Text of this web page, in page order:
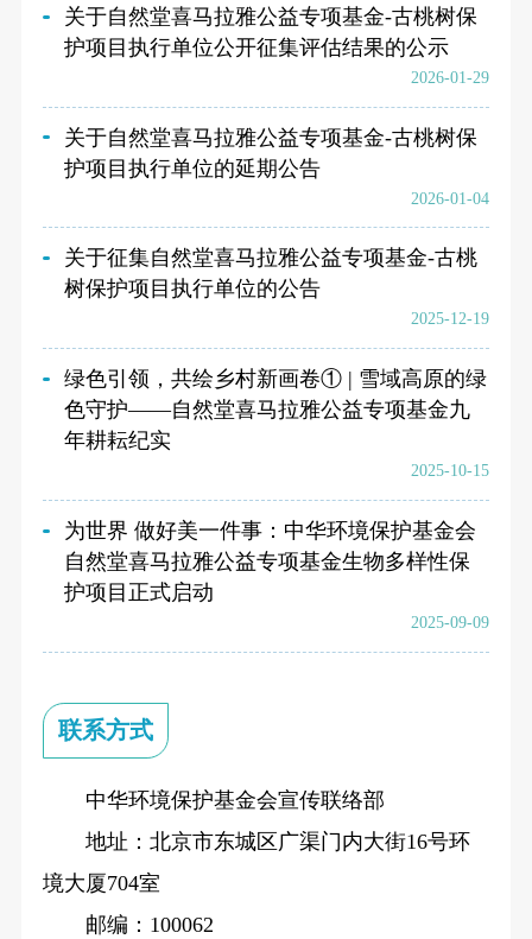
关于自然堂喜马拉雅公益专项基金-古桃树保
护项目执行单位公开征集评估结果的公示
2026-01-29
关于自然堂喜马拉雅公益专项基金-古桃树保
护项目执行单位的延期公告
2026-01-04
关于征集自然堂喜马拉雅公益专项基金-古桃
树保护项目执行单位的公告
2025-12-19
绿色引领，共绘乡村新画卷① | 雪域高原的绿
色守护——自然堂喜马拉雅公益专项基金九
年耕耘纪实
2025-10-15
为世界 做好美一件事：中华环境保护基金会
自然堂喜马拉雅公益专项基金生物多样性保
护项目正式启动
2025-09-09
联系方式
中华环境保护基金会宣传联络部
地址：北京市东城区广渠门内大街16号环
境大厦704室
邮编：100062